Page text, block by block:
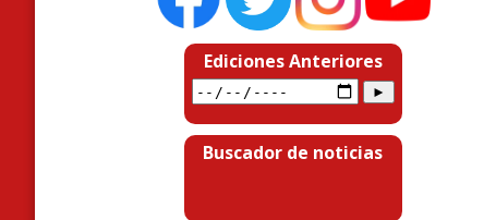
Ediciones Anteriores
Buscador de noticias